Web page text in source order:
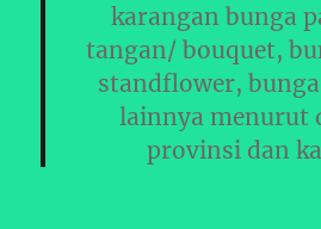
karangan bunga
tangan/ bouquet,
standflower,
lainnya menurut
provinsi dan